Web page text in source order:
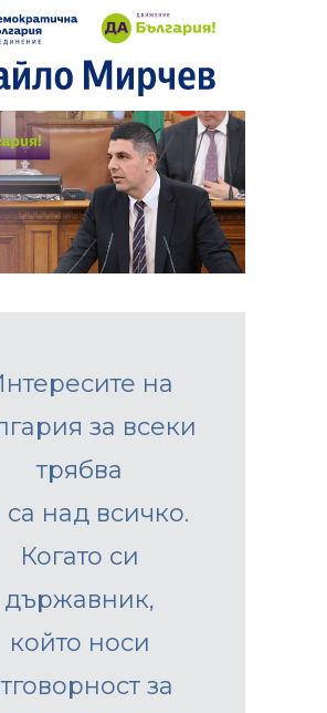
на
за всеки
трябва
са над всичко.
Когато си
държавник,
който носи
за